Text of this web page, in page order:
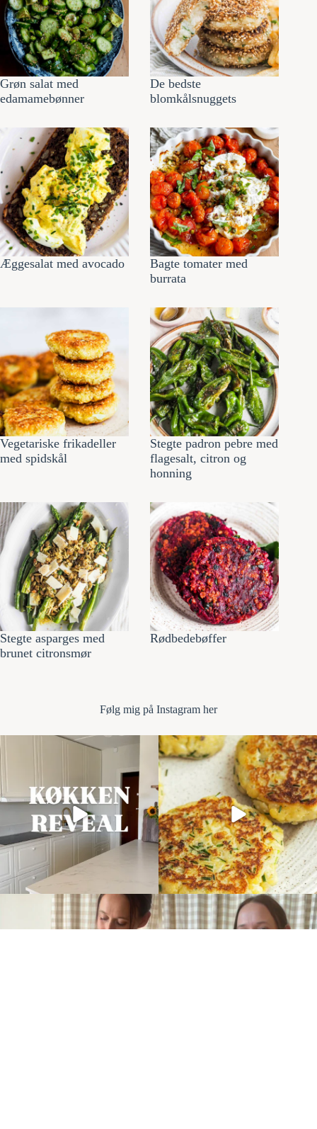
Grøn salat med
edamamebønner
De bedste
blomkålsnuggets
Æggesalat med avocado
Bagte tomater med
burrata
Vegetariske frikadeller
med spidskål
Stegte padron pebre med
flagesalt, citron og
honning
Stegte asparges med
brunet citronsmør
Rødbedebøffer
Følg mig på Instagram her